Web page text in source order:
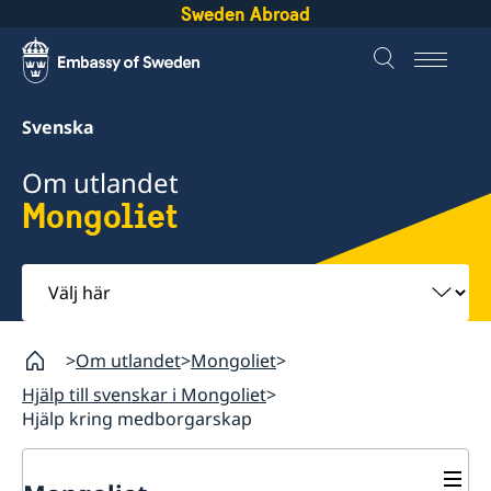
Sweden Abroad
Svenska
Om utlandet
Mongoliet
Välj
här
Om utlandet Mongoliet
Hjälp till svenskar i Mongoliet
Hjälp kring medborgarskap